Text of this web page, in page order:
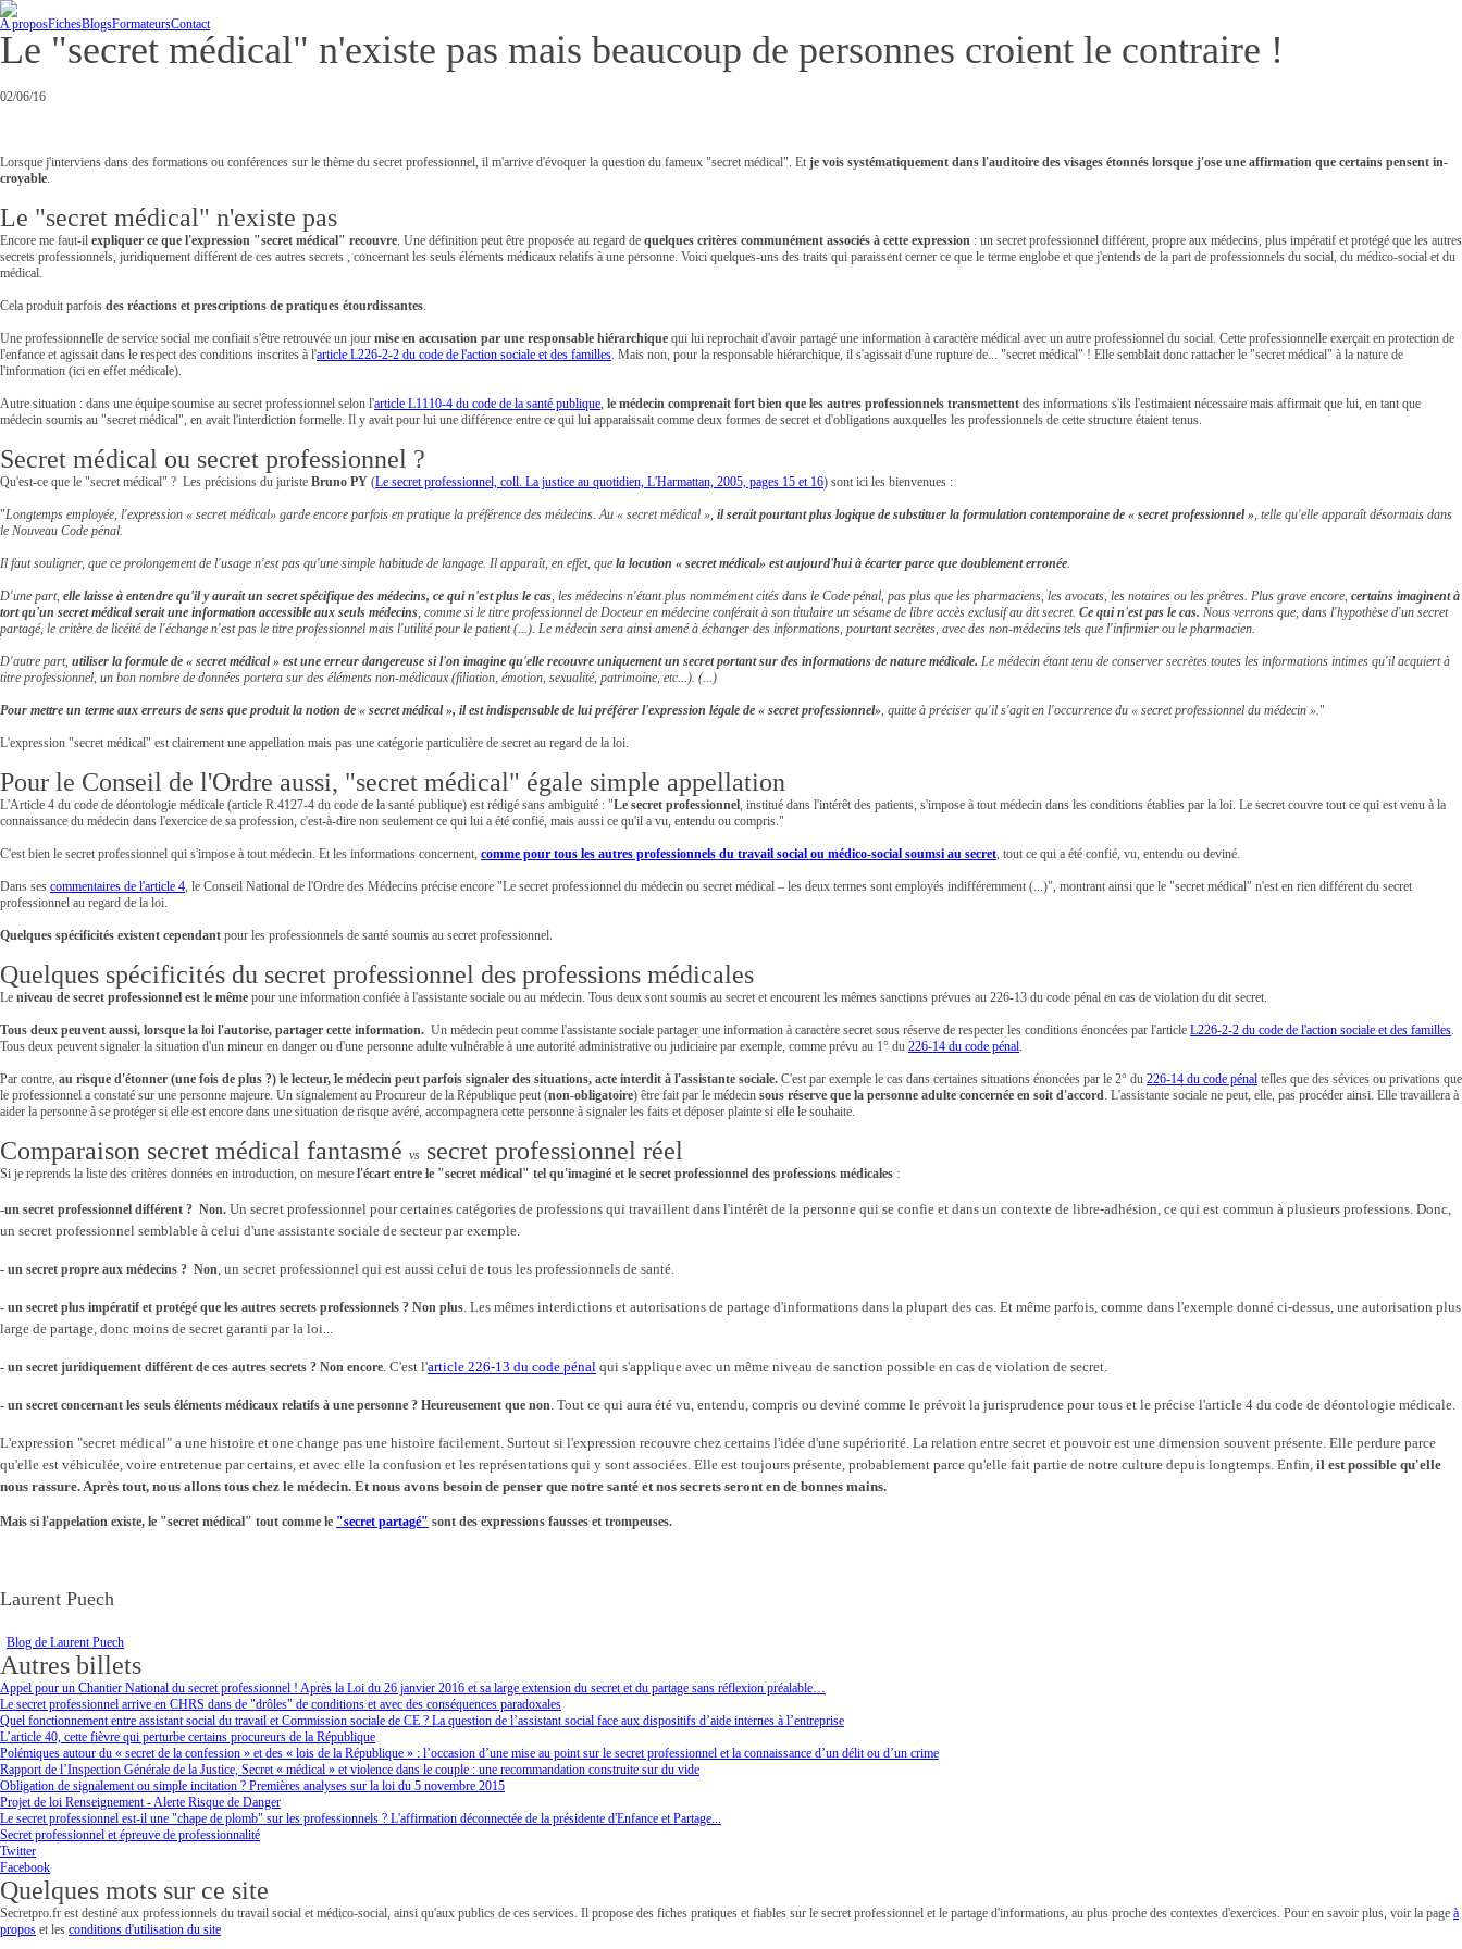
A proposFichesBlogsFormateursContact
Le "secret médical" n'existe pas mais beaucoup de personnes croient le contraire !
02/06/16
Lorsque j'interviens dans des formations ou conférences sur le thème du secret professionnel, il m'arrive d'évoquer la question du fameux "secret médical". Et je vois systématiquement dans l'auditoire des visages étonnés lorsque j'ose une affirmation que certains pensent in-
croyable.
Le "secret médical" n'existe pas
Encore me faut-il expliquer ce que l'expression "secret médical" recouvre. Une définition peut être proposée au regard de quelques critères communément associés à cette expression : un secret professionnel différent, propre aux médecins, plus impératif et protégé que les autres
secrets professionnels, juridiquement différent de ces autres secrets , concernant les seuls éléments médicaux relatifs à une personne. Voici quelques-uns des traits qui paraissent cerner ce que le terme englobe et que j'entends de la part de professionnels du social, du médico-social et du
médical.
Cela produit parfois des réactions et prescriptions de pratiques étourdissantes.
Une professionnelle de service social me confiait s'être retrouvée un jour mise en accusation par une responsable hiérarchique qui lui reprochait d'avoir partagé une information à caractère médical avec un autre professionnel du social. Cette professionnelle exerçait en protection de
l'enfance et agissait dans le respect des conditions inscrites à l'article L226-2-2 du code de l'action sociale et des familles. Mais non, pour la responsable hiérarchique, il s'agissait d'une rupture de... "secret médical" ! Elle semblait donc rattacher le "secret médical" à la nature de
l'information (ici en effet médicale).
Autre situation : dans une équipe soumise au secret professionnel selon l'article L1110-4 du code de la santé publique, le médecin comprenait fort bien que les autres professionnels transmettent des informations s'ils l'estimaient nécessaire mais affirmait que lui, en tant que
médecin soumis au "secret médical", en avait l'interdiction formelle. Il y avait pour lui une différence entre ce qui lui apparaissait comme deux formes de secret et d'obligations auxquelles les professionnels de cette structure étaient tenus.
Secret médical ou secret professionnel ?
Qu'est-ce que le "secret médical" ? Les précisions du juriste Bruno PY (Le secret professionnel, coll. La justice au quotidien, L'Harmattan, 2005, pages 15 et 16) sont ici les bienvenues :
"Longtemps employée, l'expression « secret médical» garde encore parfois en pratique la préférence des médecins. Au « secret médical », il serait pourtant plus logique de substituer la formulation contemporaine de « secret professionnel », telle qu'elle apparaît désormais dans
le Nouveau Code pénal.
Il faut souligner, que ce prolongement de l'usage n'est pas qu'une simple habitude de langage. Il apparaît, en effet, que la locution « secret médical» est aujourd'hui à écarter parce que doublement erronée.
D'une part, elle laisse à entendre qu'il y aurait un secret spécifique des médecins, ce qui n'est plus le cas, les médecins n'étant plus nommément cités dans le Code pénal, pas plus que les pharmaciens, les avocats, les notaires ou les prêtres. Plus grave encore, certains imaginent à
tort qu'un secret médical serait une information accessible aux seuls médecins, comme si le titre professionnel de Docteur en médecine conférait à son titulaire un sésame de libre accès exclusif au dit secret. Ce qui n'est pas le cas. Nous verrons que, dans l'hypothèse d'un secret
partagé, le critère de licéité de l'échange n'est pas le titre professionnel mais l'utilité pour le patient (...). Le médecin sera ainsi amené à échanger des informations, pourtant secrètes, avec des non-médecins tels que l'infirmier ou le pharmacien.
D'autre part, utiliser la formule de « secret médical » est une erreur dangereuse si l'on imagine qu'elle recouvre uniquement un secret portant sur des informations de nature médicale. Le médecin étant tenu de conserver secrètes toutes les informations intimes qu'il acquiert à
titre professionnel, un bon nombre de données portera sur des éléments non-médicaux (filiation, émotion, sexualité, patrimoine, etc...). (...)
Pour mettre un terme aux erreurs de sens que produit la notion de « secret médical », il est indispensable de lui préférer l'expression légale de « secret professionnel», quitte à préciser qu'il s'agit en l'occurrence du « secret professionnel du médecin »."
L'expression "secret médical" est clairement une appellation mais pas une catégorie particulière de secret au regard de la loi.
Pour le Conseil de l'Ordre aussi, "secret médical" égale simple appellation
L'Article 4 du code de déontologie médicale (article R.4127-4 du code de la santé publique) est rédigé sans ambiguité : "Le secret professionnel, institué dans l'intérêt des patients, s'impose à tout médecin dans les conditions établies par la loi. Le secret couvre tout ce qui est venu à la
connaissance du médecin dans l'exercice de sa profession, c'est-à-dire non seulement ce qui lui a été confié, mais aussi ce qu'il a vu, entendu ou compris."
C'est bien le secret professionnel qui s'impose à tout médecin. Et les informations concernent, comme pour tous les autres professionnels du travail social ou médico-social soumsi au secret, tout ce qui a été confié, vu, entendu ou deviné.
Dans ses commentaires de l'article 4, le Conseil National de l'Ordre des Médecins précise encore "Le secret professionnel du médecin ou secret médical – les deux termes sont employés indifféremment (...)", montrant ainsi que le "secret médical" n'est en rien différent du secret
professionnel au regard de la loi.
Quelques spécificités existent cependant pour les professionnels de santé soumis au secret professionnel.
Quelques spécificités du secret professionnel des professions médicales
Le niveau de secret professionnel est le même pour une information confiée à l'assistante sociale ou au médecin. Tous deux sont soumis au secret et encourent les mêmes sanctions prévues au 226-13 du code pénal en cas de violation du dit secret.
Tous deux peuvent aussi, lorsque la loi l'autorise, partager cette information. Un médecin peut comme l'assistante sociale partager une information à caractère secret sous réserve de respecter les conditions énoncées par l'article L226-2-2 du code de l'action sociale et des familles.
Tous deux peuvent signaler la situation d'un mineur en danger ou d'une personne adulte vulnérable à une autorité administrative ou judiciaire par exemple, comme prévu au 1° du 226-14 du code pénal.
Par contre, au risque d'étonner (une fois de plus ?) le lecteur, le médecin peut parfois signaler des situations, acte interdit à l'assistante sociale. C'est par exemple le cas dans certaines situations énoncées par le 2° du 226-14 du code pénal telles que des sévices ou privations que
le professionnel a constaté sur une personne majeure. Un signalement au Procureur de la République peut (non-obligatoire) être fait par le médecin sous réserve que la personne adulte concernée en soit d'accord. L'assistante sociale ne peut, elle, pas procéder ainsi. Elle travaillera à
aider la personne à se protéger si elle est encore dans une situation de risque avéré, accompagnera cette personne à signaler les faits et déposer plainte si elle le souhaite.
Comparaison secret médical fantasmé vs secret professionnel réel
Si je reprends la liste des critères données en introduction, on mesure l'écart entre le "secret médical" tel qu'imaginé et le secret professionnel des professions médicales :
-un secret professionnel différent ? Non. Un secret professionnel pour certaines catégories de professions qui travaillent dans l'intérêt de la personne qui se confie et dans un contexte de libre-adhésion, ce qui est commun à plusieurs professions. Donc,
un secret professionnel semblable à celui d'une assistante sociale de secteur par exemple.
- un secret propre aux médecins ? Non, un secret professionnel qui est aussi celui de tous les professionnels de santé.
- un secret plus impératif et protégé que les autres secrets professionnels ? Non plus. Les mêmes interdictions et autorisations de partage d'informations dans la plupart des cas. Et même parfois, comme dans l'exemple donné ci-dessus, une autorisation plus
large de partage, donc moins de secret garanti par la loi...
- un secret juridiquement différent de ces autres secrets ? Non encore. C'est l'article 226-13 du code pénal qui s'applique avec un même niveau de sanction possible en cas de violation de secret.
- un secret concernant les seuls éléments médicaux relatifs à une personne ? Heureusement que non. Tout ce qui aura été vu, entendu, compris ou deviné comme le prévoit la jurisprudence pour tous et le précise l'article 4 du code de déontologie médicale.
L'expression "secret médical" a une histoire et one change pas une histoire facilement. Surtout si l'expression recouvre chez certains l'idée d'une supériorité. La relation entre secret et pouvoir est une dimension souvent présente. Elle perdure parce
qu'elle est véhiculée, voire entretenue par certains, et avec elle la confusion et les représentations qui y sont associées. Elle est toujours présente, probablement parce qu'elle fait partie de notre culture depuis longtemps. Enfin, il est possible qu'elle
nous rassure. Après tout, nous allons tous chez le médecin. Et nous avons besoin de penser que notre santé et nos secrets seront en de bonnes mains.
Mais si l'appelation existe, le "secret médical" tout comme le "secret partagé" sont des expressions fausses et trompeuses.
Laurent Puech
Blog de Laurent Puech
Autres billets
Appel pour un Chantier National du secret professionnel ! Après la Loi du 26 janvier 2016 et sa large extension du secret et du partage sans réflexion préalable…
Le secret professionnel arrive en CHRS dans de "drôles" de conditions et avec des conséquences paradoxales
Quel fonctionnement entre assistant social du travail et Commission sociale de CE ? La question de l’assistant social face aux dispositifs d’aide internes à l’entreprise
L’article 40, cette fièvre qui perturbe certains procureurs de la République
Polémiques autour du « secret de la confession » et des « lois de la République » : l’occasion d’une mise au point sur le secret professionnel et la connaissance d’un délit ou d’un crime
Rapport de l’Inspection Générale de la Justice, Secret « médical » et violence dans le couple : une recommandation construite sur du vide
Obligation de signalement ou simple incitation ? Premières analyses sur la loi du 5 novembre 2015
Projet de loi Renseignement - Alerte Risque de Danger
Le secret professionnel est-il une "chape de plomb" sur les professionnels ? L'affirmation déconnectée de la présidente d'Enfance et Partage...
Secret professionnel et épreuve de professionnalité
Twitter
Facebook
Quelques mots sur ce site
Secretpro.fr est destiné aux professionnels du travail social et médico-social, ainsi qu'aux publics de ces services. Il propose des fiches pratiques et fiables sur le secret professionnel et le partage d'informations, au plus proche des contextes d'exercices. Pour en savoir plus, voir la page à
propos et les conditions d'utilisation du site